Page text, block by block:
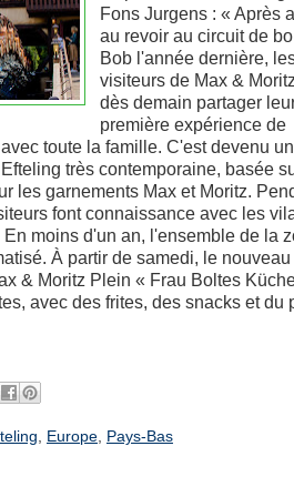
Fons Jurgens : « Après
au revoir au circuit de
Bob l'année dernière,
visiteurs de Max &
dès demain partager
première expérience de
toute la famille. C'est devenu
très contemporaine, basée
les garnements Max et Moritz.
font connaissance avec les
moins d'un an, l'ensemble de la
À partir de samedi, le nouveau
& Moritz Plein « Frau Boltes
avec des frites, des snacks et du
Europe, Pays-Bas